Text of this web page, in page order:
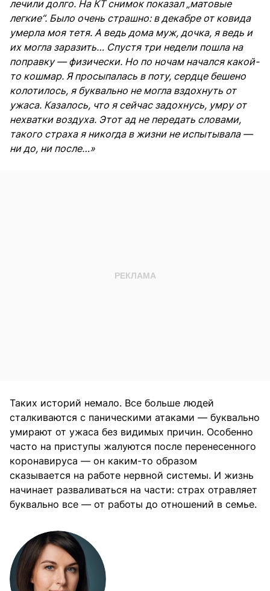
лечили долго. На КТ снимок показал „матовые
легкие“. Было очень страшно: в декабре от ковида
умерла моя тетя. А ведь дома муж, дочка, я ведь и
их могла заразить… Спустя три недели пошла на
поправку — физически. Но по ночам начался какой-
то кошмар. Я просыпалась в поту, сердце бешено
колотилось, я буквально не могла вздохнуть от
ужаса. Казалось, что я сейчас задохнусь, умру от
нехватки воздуха. Этот ад не передать словами,
такого страха я никогда в жизни не испытывала —
ни до, ни после…»
Таких историй немало. Все больше людей
сталкиваются с паническими атаками — буквально
умирают от ужаса без видимых причин. Особенно
часто на приступы жалуются после перенесенного
коронавируса — он каким-то образом
сказывается на работе нервной системы. И жизнь
начинает разваливаться на части: страх отравляет
буквально все — от работы до отношений в семье.